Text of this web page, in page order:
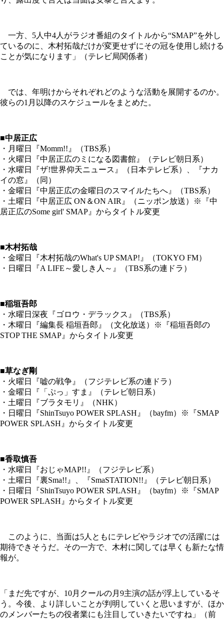
一方、5人中4人がラジオ番組のタイトルから“SMAP”を外し
ているのに、木村拓哉だけが変更せずにその冠を使用し続ける
ことが気になります」（テレビ局関係者）
では、年明けからそれぞれどのような活動を展開するのか。
彼らの1月以降のスケジュールをまとめた。
■中居正広
・月曜日『Momm!!』（TBS系）
・火曜日『中居正広のミになる図書館』（テレビ朝日系）
・水曜日『ザ!世界仰天ニュース』（日本テレビ系）、『ナカ
イの窓』（同）
・金曜日『中居正広の金曜日のスマイルたちへ』（TBS系）
・土曜日『中居正広 ON＆ON AIR』（ニッポン放送）※『中
居正広のSome girl' SMAP』からタイトル変更
■木村拓哉
・金曜日『木村拓哉のWhat's UP SMAP!』（TOKYO FM）
・日曜日『A LIFE～愛しき人～』（TBS系の連ドラ）
■稲垣吾郎
・水曜日深夜『ゴロウ・デラックス』（TBS系）
・木曜日『編集長 稲垣吾郎』（文化放送）※『稲垣吾郎の
STOP THE SMAP』からタイトル変更
■草なぎ剛
・火曜日『嘘の戦争』（フジテレビ系の連ドラ）
・金曜日『「ぷっ」すま』（テレビ朝日系）
・土曜日『ブラタモリ』（NHK）
・日曜日『ShinTsuyo POWER SPLASH』（bayfm）※『SMAP
POWER SPLASH』からタイトル変更
■香取慎吾
・水曜日『おじゃMAP!!』（フジテレビ系）
・土曜日『裏Sma!!』、『SmaSTATION!!』（テレビ朝日系）
・日曜日『ShinTsuyo POWER SPLASH』（bayfm）※『SMAP
POWER SPLASH』からタイトル変更
このように、当面は5人ともにテレビやラジオでの活躍には
期待できそうだ。その一方で、木村に関しては早くも新たな情
報が。
「まだ先ですが、10月クールの月9主演の話が浮上しているそ
う。今後、より詳しいことが判明していくと思いますが、ほか
のメンバーたちの役者業にも注目していきたいですね」（前